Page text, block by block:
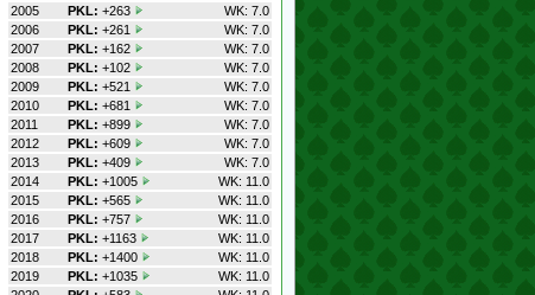
2005
PKL: +263
WK: 7.0
2006
PKL: +261
WK: 7.0
2007
PKL: +162
WK: 7.0
2008
PKL: +102
WK: 7.0
2009
PKL: +521
WK: 7.0
2010
PKL: +681
WK: 7.0
2011
PKL: +899
WK: 7.0
2012
PKL: +609
WK: 7.0
2013
PKL: +409
WK: 7.0
2014
PKL: +1005
WK: 11.0
2015
PKL: +565
WK: 11.0
2016
PKL: +757
WK: 11.0
2017
PKL: +1163
WK: 11.0
2018
PKL: +1400
WK: 11.0
2019
PKL: +1035
WK: 11.0